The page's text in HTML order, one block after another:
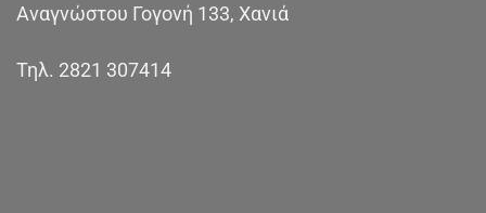
Αναγνώστου Γογονή 133, Χανιά
Τηλ. 2821 307414